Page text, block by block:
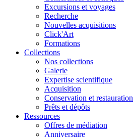
Excursions et voyages
Recherche
Nouvelles acquisitions
Click'Art
Formations
Collections
Nos collections
Galerie
Expertise scientifique
Acquisition
Conservation et restauration
Prêts et dépôts
Ressources
Offres de médiation
Anniversaire